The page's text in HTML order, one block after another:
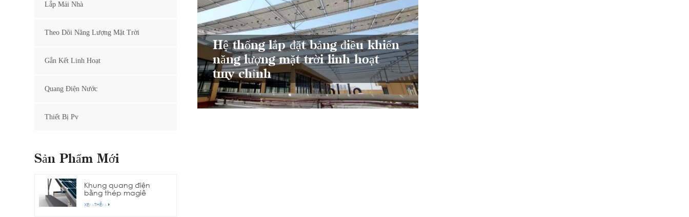
Hệ thống lắp đặt bảng điều khiển
năng lượng mặt trời linh hoạt
tùy chỉnh
Lắp Mái Nhà
Theo Dõi Năng Lượng Mặt Trời
Gắn Kết Linh Hoạt
Quang Điện Nước
Thiết Bị Pv
Sản Phẩm Mới
Khung quang điện
bằng thép magiê
nhôm kẽm
XEM THÊM